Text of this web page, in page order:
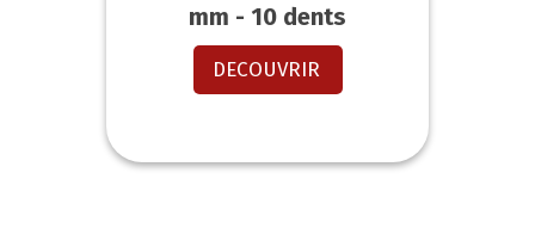
mm - 10 dents
DECOUVRIR